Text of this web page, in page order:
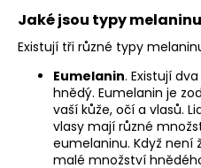
Jaké jsou typy
Existují tři různé typy
Eumelanin. Existují
hnědý. Eumelanin je
vaší kůže, očí a vlasů.
vlasy mají různé
eumelaninu. Když není
malé množství